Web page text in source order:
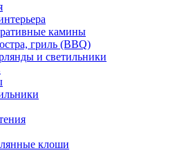
камины
гриль (BBQ)
и светильники
клоши